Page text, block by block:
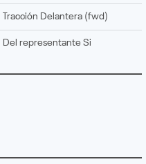
Tracción delantera (fwd)
Del representante Si